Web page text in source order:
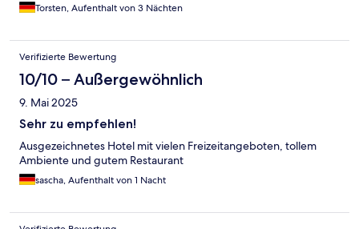
Torsten, Aufenthalt von 3 Nächten
Verifizierte Bewertung
10/10 – Außergewöhnlich
9. Mai 2025
Sehr zu empfehlen!
Ausgezeichnetes Hotel mit vielen Freizeitangeboten, tollem
Ambiente und gutem Restaurant
sascha, Aufenthalt von 1 Nacht